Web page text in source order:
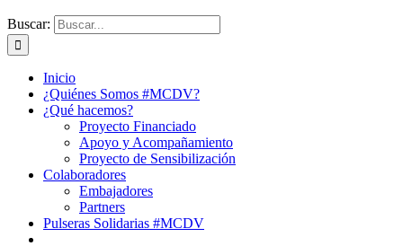
Buscar:
Inicio
¿Quiénes Somos #MCDV?
¿Qué hacemos?
Proyecto Financiado
Apoyo y Acompañamiento
Proyecto de Sensibilización
Colaboradores
Embajadores
Partners
Pulseras Solidarias #MCDV